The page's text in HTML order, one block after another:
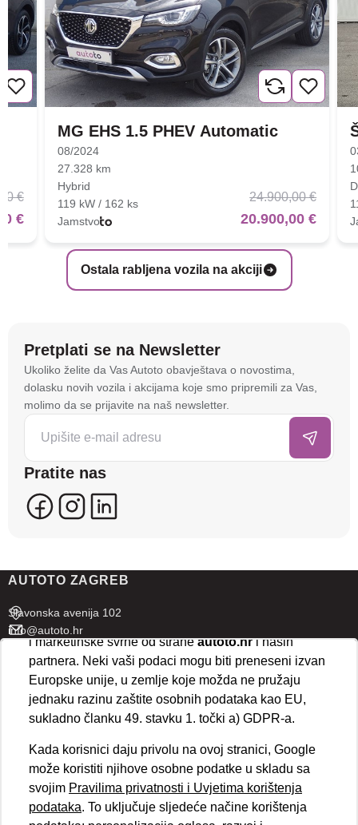
Ostala rabljena vozila na akciji
€
€
MG EHS 1.5 PHEV Automatic
08/2024
27.328 km
Hybrid
119 kW / 162 ks
Jamstvo
24.900,00 €
20.900,00 €
Pretplati se na Newsletter
Ukoliko želite da Vas Autoto obavještava o novostima,
dolasku novih vozila i akcijama koje smo pripremili za Vas,
molimo da se prijavite na naš newsletter.
Pratite nas
AUTOTO ZAGREB
Slavonska avenija 102
info@autoto.hr
Pon - Pet 07:30-18:00
Sub 08:00-13:00
AUTOTO SPLIT
info@autoto.hr
Pon - Pet 08:00-17:00
Sub 08:00-13:00
Na stranici
tehnologije kako bismo spremali i pristupali
informacijama na vašem uređaju. To nam omogućuje
da poboljšamo funkcionalnost stranice, analiziramo
posjećenost te prikazujemo personalizirane oglase i
sadržaje koji bi vas mogli zanimati. U tu svrhu mogu
se kreirati korisnički profili koji povezuju podatke s
više uređaja i web lokacija. Naši partneri također
koriste ove tehnologije.
ispravno funkcioniranje stranice. Odabirom
kolačića na vaš uređaj i njihovu obradu za analitičke
i marketinške svrhe od straneautoto.hri naših
partnera. Neki vaši podaci mogu biti preneseni izvan
Europske unije, u zemlje koje možda ne pružaju
jednaku razinu zaštite osobnih podataka kao EU,
sukladno članku 49. stavku 1. točki a) GDPR-a.
Kada korisnici daju privolu na ovoj stranici, Google
može koristiti njihove osobne podatke u skladu sa
svojim Pravilima privatnosti i Uvjetima korištenja
podataka. To uključuje sljedeće načine korištenja